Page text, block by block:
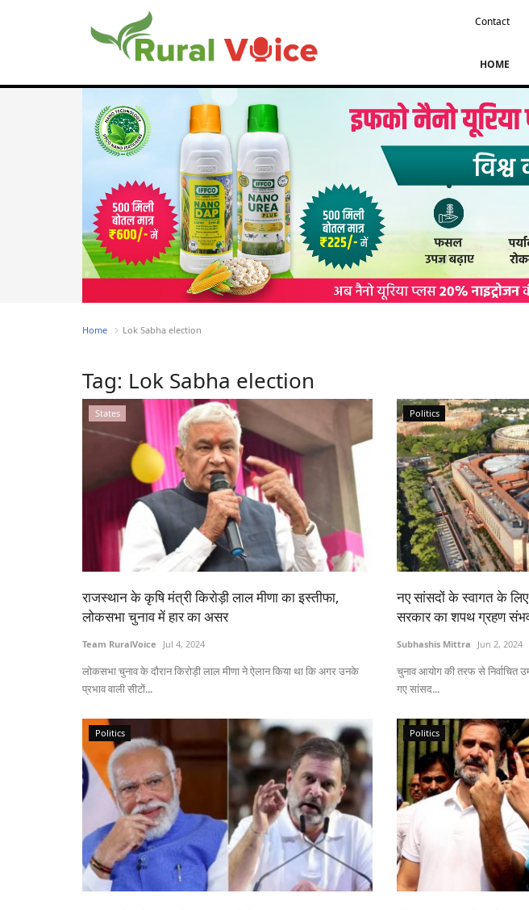
Contact
HOME
Home Lok Sabha election
Tag: Lok Sabha election
States
राजस्थान के कृषि मंत्री किरोड़ी लाल मीणा का इस्तीफा,
लोकसभा चुनाव में हार का असर
Team RuralVoice Jul 4, 2024
लोकसभा चुनाव के दौरान किरोड़ी लाल मीणा ने ऐलान किया था कि अगर उनके
प्रभाव वाली सीटों...
Politics
नए सांसदों के स्वागत के
सरकार का शपथ ग्रहण
Subhashis Mittra Jun 2, 2024
चुनाव आयोग की तरफ से निर्वाचित
गए सांसद...
Politics Politics